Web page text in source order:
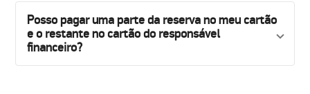
Posso pagar uma parte da reserva no meu cartão
e o restante no cartão do responsável
financeiro?